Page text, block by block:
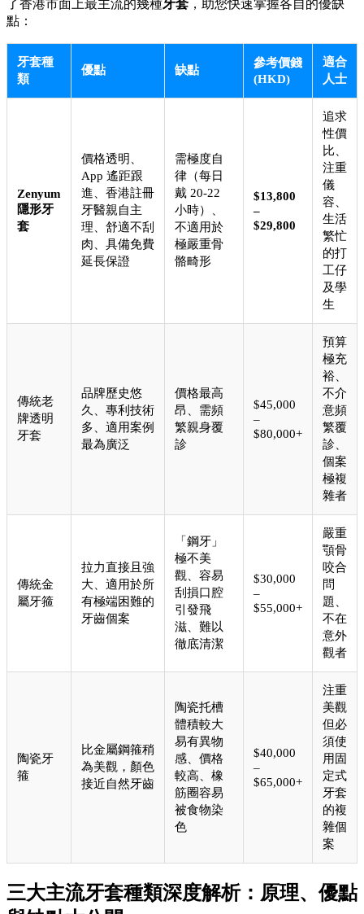
了香港市面上最主流的幾種牙套 ，助您快速掌握各自的優缺
點：
牙套種
類
優點 缺點
參考價錢
(HKD)
適合
人士
Zenyum
隱形牙
套
價格透明、
App 遙距跟
進、香港註冊
牙醫親自主
理、舒適不刮
肉、具備免費
延長保證
需極度自
律（每日
戴 20-22
小時）、
不適用於
極嚴重骨
骼畸形
$13,800
–
$29,800
追求
性價
比、
注重
儀
容、
生活
繁忙
的打
工仔
及學
生
傳統老
牌透明
牙套
品牌歷史悠
久、專利技術
多、適用案例
最為廣泛
價格最高
昂、需頻
繁親身覆
診
$45,000
–
$80,000+
預算
極充
裕、
不介
意頻
繁覆
診、
個案
極複
雜者
傳統金
屬牙箍
拉力直接且強
大、適用於所
有極端困難的
牙齒個案
「鋼牙」
極不美
觀、容易
刮損口腔
引發飛
滋、難以
徹底清潔
$30,000
–
$55,000+
嚴重
顎骨
咬合
問
題、
不在
意外
觀者
陶瓷牙
箍
比金屬鋼箍稍
為美觀，顏色
接近自然牙齒
陶瓷托槽
體積較大
易有異物
感、價格
較高、橡
筋圈容易
被食物染
色
$40,000
–
$65,000+
注重
美觀
但必
須使
用固
定式
牙套
的複
雜個
案
三大主流牙套種類深度解析：原理、優點